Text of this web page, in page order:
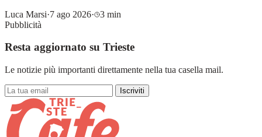
Luca Marsi·7 ago 2026·
3 min
Pubblicità
Resta aggiornato su Trieste
Le notizie più importanti direttamente nella tua casella mail.
Iscriviti